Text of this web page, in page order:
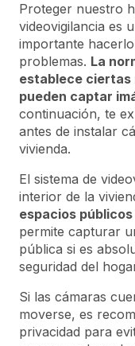
Proteger nuestro
videovigilancia es
importante
problemas. La
establece ciertas
pueden captar
continuación, te
antes de instalar
vivienda.
El sistema de
interior de la
espacios
permite capturar
pública si es
seguridad del
Si las cámaras
moverse, es
privacidad para